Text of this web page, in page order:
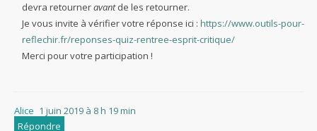
devra retourneravantde les retourner.
Je vous invite à vérifier votre réponse ici : https://www.outils-pour-
reflechir.fr/reponses-quiz-rentree-esprit-critique/
Merci pour votre participation !
Alice 1 juin 2019 à 8 h 19 min
Répondre